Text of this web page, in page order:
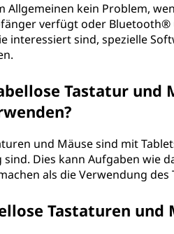
Allgemeinen kein Problem,
verfügt oder
interessiert sind, spezielle
Tastatur und
und Mäuse sind mit
Dies kann Aufgaben wie
als die Verwendung des
Tastaturen und